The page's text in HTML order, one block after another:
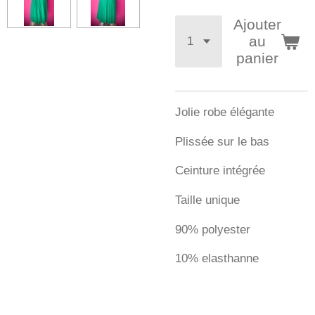
Ajouter
au
panier
Jolie robe élégante
Plissée sur le bas
Ceinture intégrée
Taille unique
90% polyester
10% elasthanne